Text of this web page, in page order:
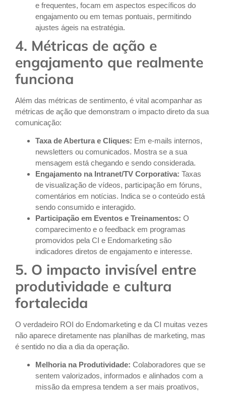
e frequentes, focam em aspectos específicos do
engajamento ou em temas pontuais, permitindo
ajustes ágeis na estratégia.
4. Métricas de ação e
engajamento que realmente
funciona
Além das métricas de sentimento, é vital acompanhar as
métricas de ação que demonstram o impacto direto da sua
comunicação:
Taxa de Abertura e Cliques: Em e-mails internos,
newsletters ou comunicados. Mostra se a sua
mensagem está chegando e sendo considerada.
Engajamento na Intranet/TV Corporativa: Taxas
de visualização de vídeos, participação em fóruns,
comentários em notícias. Indica se o conteúdo está
sendo consumido e interagido.
Participação em Eventos e Treinamentos: O
comparecimento e o feedback em programas
promovidos pela CI e Endomarketing são
indicadores diretos de engajamento e interesse.
5. O impacto invisível entre
produtividade e cultura
fortalecida
O verdadeiro ROI do Endomarketing e da CI muitas vezes
não aparece diretamente nas planilhas de marketing, mas
é sentido no dia a dia da operação.
Melhoria na Produtividade: Colaboradores que se
sentem valorizados, informados e alinhados com a
missão da empresa tendem a ser mais proativos,